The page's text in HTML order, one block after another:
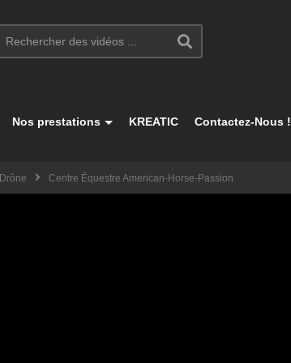
Nos prestations KREATIC Contactez-Nous !
Drône Centre Équestre American-Horse-Passion